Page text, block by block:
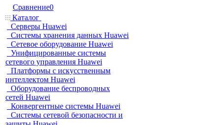
Сравнение0
Каталог
Серверы Huawei
Системы хранения данных Huawei
Сетевое оборудование Huawei
Унифицированные системы
сетевого управления Huawei
Платформы с искусственным
интеллектом Huawei
Оборудование беспроводных
сетей Huawei
Конвергентные системы Huawei
Системы сетевой безопасности и